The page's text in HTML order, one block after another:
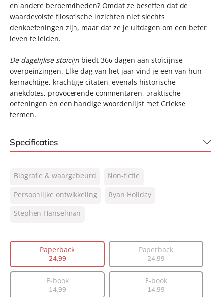
en andere beroemdheden? Omdat ze beseffen dat de
waardevolste filosofische inzichten niet slechts
denkoefeningen zijn, maar dat ze je uitdagen om een beter
leven te leiden.
De dagelijkse stoïcijn biedt 366 dagen aan stoïcijnse
overpeinzingen. Elke dag van het jaar vind je een van hun
kernachtige, krachtige citaten, evenals historische
anekdotes, provocerende commentaren, praktische
oefeningen en een handige woordenlijst met Griekse
termen.
Specificaties
NUR:
770
Type:
Paperback
Auteur(s):
Aantal pagina's:
Uitgever:
Lev.
Verschijningsdatum:
Biografie & waargebeurd
Non-fictie
Persoonlijke ontwikkeling
Ryan Holiday
Stephen Hanselman
Paperback
24,99
Paperback
24,99
E-book
14,99
E-book
14,99